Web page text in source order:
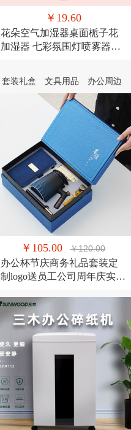
￥19.60
花朵空气加湿器桌面栀子花
加湿器 七彩氛围灯喷雾器萌
套装礼盒 文具用品 办公周边
￥105.00 ￥120.00
办公杯节庆商务礼品套装定
制logo送员工公司周年庆实用